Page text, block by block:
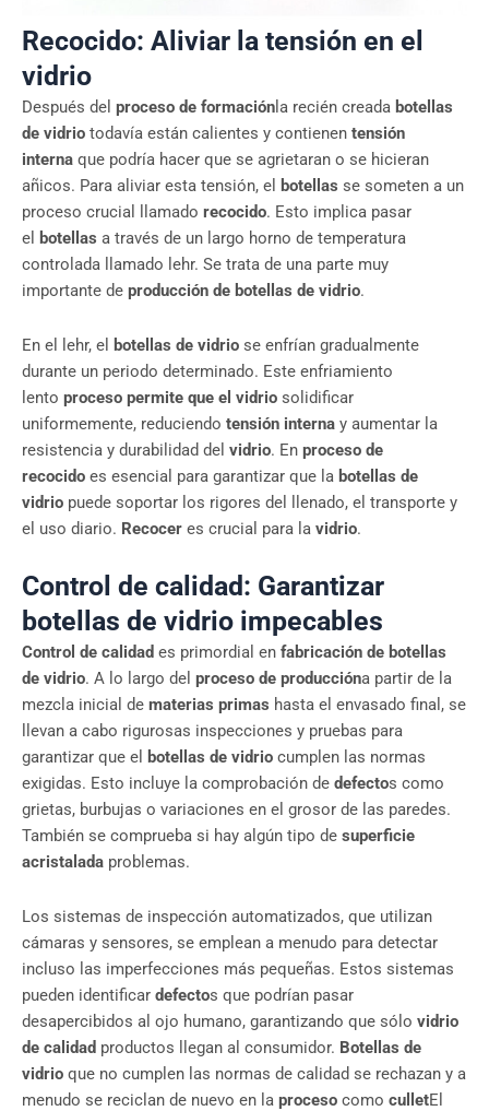
Recocido: Aliviar la tensión en el
vidrio
Después del proceso de formación la recién creada botellas
de vidrio todavía están calientes y contienen tensión
interna que podría hacer que se agrietaran o se hicieran
añicos. Para aliviar esta tensión, el botellas se someten a un
proceso crucial llamado recocido. Esto implica pasar
el botellas a través de un largo horno de temperatura
controlada llamado lehr. Se trata de una parte muy
importante de producción de botellas de vidrio.
En el lehr, el botellas de vidrio se enfrían gradualmente
durante un periodo determinado. Este enfriamiento
lento proceso permite que el vidrio solidificar
uniformemente, reduciendo tensión interna y aumentar la
resistencia y durabilidad del vidrio. En proceso de
recocido es esencial para garantizar que la botellas de
vidrio puede soportar los rigores del llenado, el transporte y
el uso diario. Recocer es crucial para la vidrio.
Control de calidad: Garantizar
botellas de vidrio impecables
Control de calidad es primordial en fabricación de botellas
de vidrio. A lo largo del proceso de produccióna partir de la
mezcla inicial de materias primas hasta el envasado final, se
llevan a cabo rigurosas inspecciones y pruebas para
garantizar que el botellas de vidrio cumplen las normas
exigidas. Esto incluye la comprobación de defectos como
grietas, burbujas o variaciones en el grosor de las paredes.
También se comprueba si hay algún tipo de superficie
acristalada problemas.
Los sistemas de inspección automatizados, que utilizan
cámaras y sensores, se emplean a menudo para detectar
incluso las imperfecciones más pequeñas. Estos sistemas
pueden identificar defectos que podrían pasar
desapercibidos al ojo humano, garantizando que sólo vidrio
de calidad productos llegan al consumidor. Botellas de
vidrio que no cumplen las normas de calidad se rechazan y a
menudo se reciclan de nuevo en la proceso como culletEl